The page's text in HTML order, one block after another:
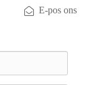
E-pos ons